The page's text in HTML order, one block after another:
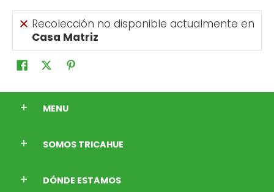
Recolección no disponible actualmente en
Casa Matriz
MENU
SOMOS TRICAHUE
DÓNDE ESTAMOS